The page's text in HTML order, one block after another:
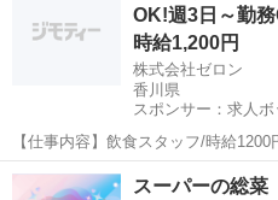
す!...
OK!週3日～勤
時給1,200円
株式会社ゼロン
香川県
スポンサー：求人ボ
【仕事内容】飲食スタッフ/時給
務OK!未経験者大歓迎! <給与> 時給
川町 <最寄駅>綾川駅 スグ働きたい!
アルバイト・パート
スーパーの総